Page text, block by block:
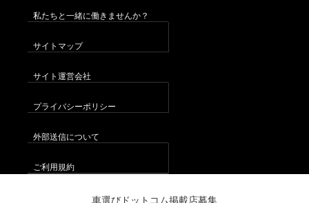
私たちと一緒に働きませんか？
サイトマップ
サイト運営会社
プライバシーポリシー
外部送信について
ご利用規約
車選びドットコム掲載店募集